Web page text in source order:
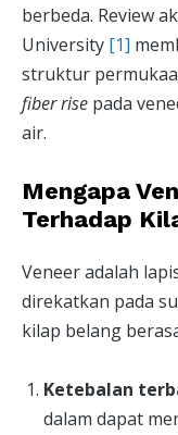
berbeda. Review
University [1]
struktur
fiber rise pada
air.
Mengapa
Terhadap
Veneer adalah
direkatkan pada
kilap belang
Ketebalan
dalam dapat